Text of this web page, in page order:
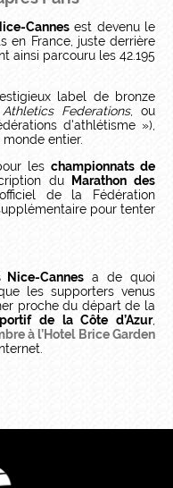
Cannesest devenu le
en France, juste derrière
ainsi parcouru les 42.195
label de bronze
Federations, ou
d'athlétisme »),
entier.
leschampionnats de
du
Marathon des
de la Fédération
pour tenter
Nice-Cannes a de quoi
les supporters venus
proche du départ de la
de la Côte d’Azur,
à l’Hotel Brice Garden